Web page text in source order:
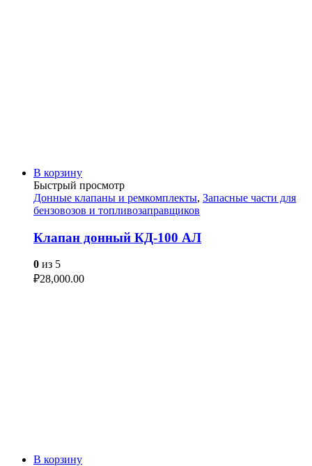
В корзину
Быстрый просмотр
Донные клапаны и ремкомплекты, Запасные части для
бензовозов и топливозаправщиков
Клапан донный КД-100 АЛ
0 из 5
₽28,000.00
В корзину